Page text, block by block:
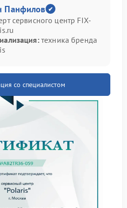
устройством. В подобных
ремонт
проблему и вернуть
управления.
кофемашины
или мигать
возникать по нескольким
в плате управления;
электронных
дисплейного модуля.
питания способны
При длительной
подсветки также теряют
становится слабым
Панфилов
сервисного центр FIX-
техника бренда
со специалистом